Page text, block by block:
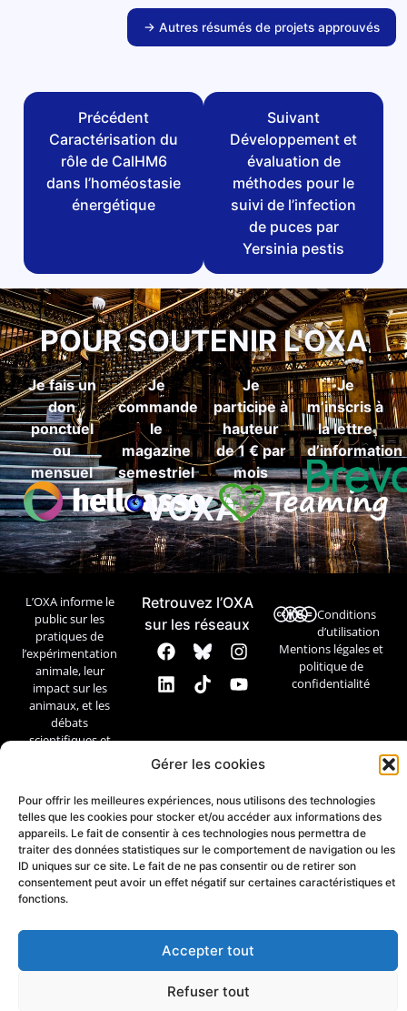
Gérer les cookies
Pour offrir les meilleures expériences, nous utilisons des technologies
telles que les cookies pour stocker et/ou accéder aux informations des
appareils. Le fait de consentir à ces technologies nous permettra de
traiter des données statistiques sur le comportement de navigation ou les
ID uniques sur ce site. Le fait de ne pas consentir ou de retirer son
consentement peut avoir un effet négatif sur certaines caractéristiques et
fonctions.
Accepter tout
Refuser tout
→ Autres résumés de projets approuvés
Précédent
Caractérisation du
rôle de CalHM6
dans l’homéostasie
énergétique
Suivant
Développement et
évaluation de
méthodes pour le
suivi de l’infection
de puces par
Yersinia pestis
POUR SOUTENIR L'OXA
Je fais un
don
ponctuel
ou
mensuel
Je
commande
le
magazine
semestriel
VOXA
Je
participe à
hauteur
de 1 € par
mois
Je
m’inscris à
la lettre
d’information
L’OXA informe le
public sur les
pratiques de
l’expérimentation
animale, leur
impact sur les
animaux, et les
débats
scientifiques et
Contact
Retrouvez l’OXA
sur les réseaux
Conditions
d’utilisation
Mentions légales et
politique de
confidentialité